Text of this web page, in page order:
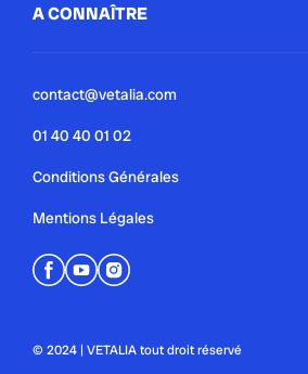
A CONNAÎTRE
contact@vetalia.com
01 40 40 01 02
Conditions Générales
Mentions Légales
© 2024 | VETALIA tout droit réservé